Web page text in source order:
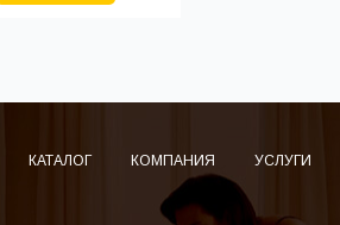
КАТАЛОГ КОМПАНИЯ УСЛУГИ